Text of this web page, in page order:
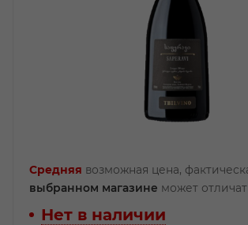
Средняя возможная цена,
выбранном магазине может
Нет в наличии